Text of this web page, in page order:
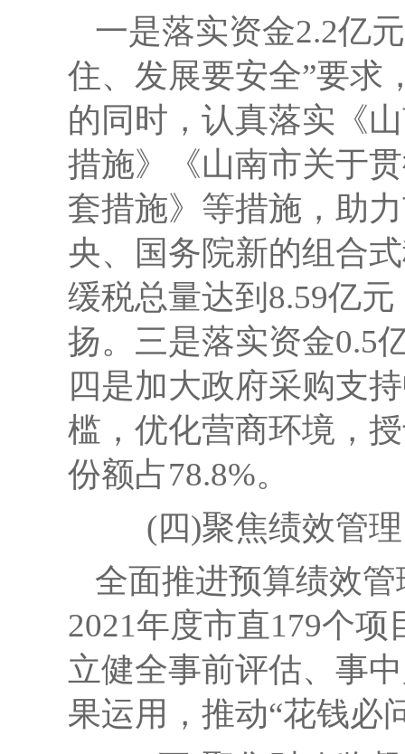
一是落实资金2.2亿
住、发展要安全”要求
的同时，认真落实 《
措施》
《山南市关于
套措施》等措施， 助
央、国务院新的组合
缓税总量达到 8.59亿元
扬。 三是落实资金0.5
四是加大政府采购支
槛，优化营商环境，
份额占78.8%。
(四)聚焦绩效管
全面推进预算绩效
2021年度市直179个项
立健全事前评估、事
果运用，推动“花钱必